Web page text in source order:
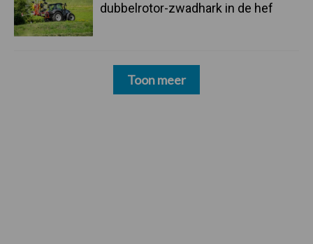
dubbelrotor-zwadhark in de hef
Toon meer